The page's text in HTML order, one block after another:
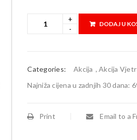
DODAJ U
Categories: Akcija ,Akcija
Najniža cijena u zadnjih 30 dana:
Print Email to a